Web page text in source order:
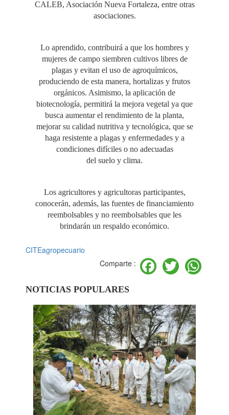
CALEB, Asociación Nueva Fortaleza, entre otras
asociaciones.
Lo aprendido, contribuirá a que los hombres y
mujeres de campo siembren cultivos libres de
plagas y evitan el uso de agroquímicos,
produciendo de esta manera, hortalizas y frutos
orgánicos. Asimismo, la aplicación de
biotecnología, permitirá la mejora vegetal ya que
busca aumentar el rendimiento de la planta,
mejorar su calidad nutritiva y tecnológica, que se
haga resistente a plagas y enfermedades y a
condiciones difíciles o no adecuadas
del suelo y clima.
Los agricultores y agricultoras participantes,
conocerán, además, las fuentes de financiamiento
reembolsables y no reembolsables que les
brindarán un respaldo económico.
CITEagropecuario
Comparte :
Facebook
Twitter
NOTICIAS POPULARES